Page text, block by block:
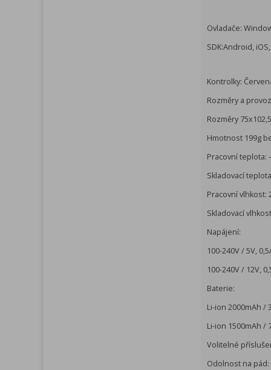
Ovladače:
SDK:Android,
Kontrolky:
Rozměry a
Rozměry
Hmotnost 199g
Pracovní teplota:
Skladovací
Pracovní vlhkost:
Skladovací
Napájení:
100-240V / 5V,
100-240V / 12V,
Baterie:
Li-ion 2000mAh /
Li-ion 1500mAh /
Volitelné
Odolnost na